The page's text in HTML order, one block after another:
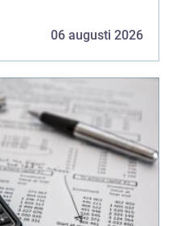
06 augusti 2026